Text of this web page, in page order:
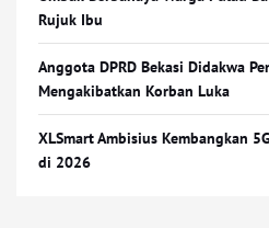
Rujuk Ibu
Anggota DPRD Bekasi Didakwa
Mengakibatkan Korban Luka
XLSmart Ambisius Kembangkan
di 2026